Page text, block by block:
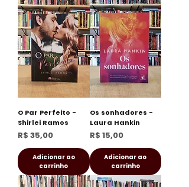
O Par Perfeito -
Shirlei Ramos
Preço
R$ 35,00
Adicionar ao
carrinho
Os sonhadores -
Laura Hankin
Preço
R$ 15,00
Adicionar ao
carrinho